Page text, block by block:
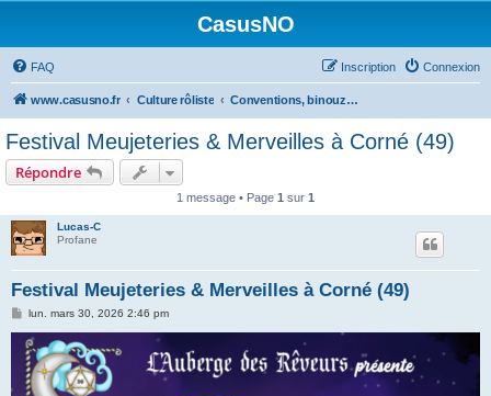
CasusNO
FAQ Connexion
Inscription
www.casusno.fr Culture rôliste Conventions, binouzes et recherche de joueurs
Festival Meujeteries & Merveilles à Corné (49)
Répondre
1 message • Page 1 sur 1
Lucas-C
Profane
Festival Meujeteries & Merveilles à Corné (49)
M
s
s
a
g
e
lun. mars 30, 2026 2:46 pm